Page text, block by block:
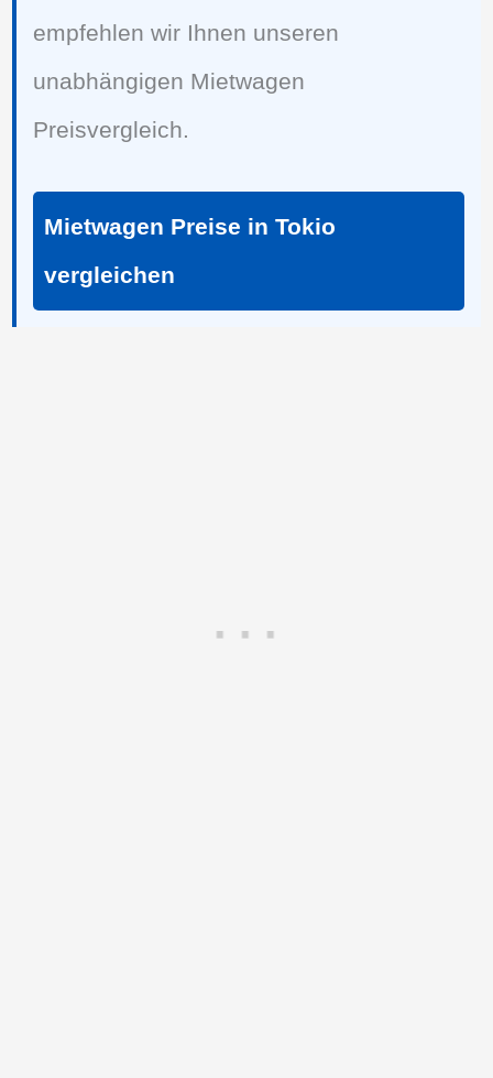
empfehlen wir Ihnen unseren
unabhängigen Mietwagen
Preisvergleich.
Mietwagen Preise in Tokio
vergleichen